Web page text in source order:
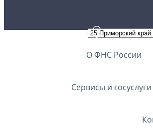
О ФНС России
Сервисы и госуслуги